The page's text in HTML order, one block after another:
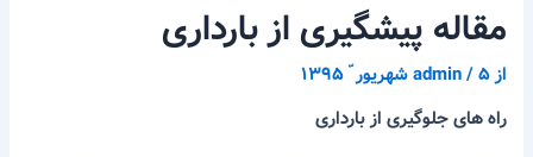
مقاله پیشگیری از بارداری
از admin/۵ شهریور ّ ۱۳۹۵
راه های جلوگیری از بارداری